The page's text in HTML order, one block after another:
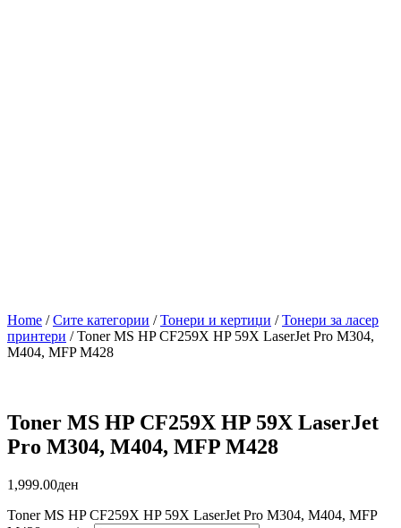
Home /Сите категории /Тонери и кертиџи /Тонери за ласер
принтери / Toner MS HP CF259X HP 59X LaserJet Pro M304,
M404, MFP M428
Toner MS HP CF259X HP 59X LaserJet
Pro M304, M404, MFP M428
1,999.00ден
Toner MS HP CF259X HP 59X LaserJet Pro M304, M404, MFP